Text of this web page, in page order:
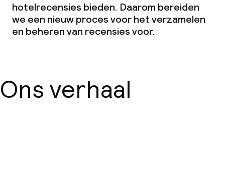
hotelrecensies bieden. Daarom bereiden
we een nieuw proces voor het verzamelen
en beheren van recensies voor.
Ons verhaal